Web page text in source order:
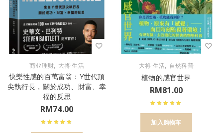
商业理财, 大将·生活
快樂性感的百萬富翁：Y世代頂
尖執行長，關於成功、財富、幸
福的反思
RM74.00
大将·生活, 自然科普
植物的感官世界
RM81.00
加入购物车